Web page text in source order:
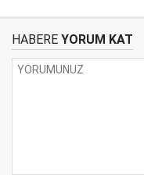
HABERE YORUM KAT